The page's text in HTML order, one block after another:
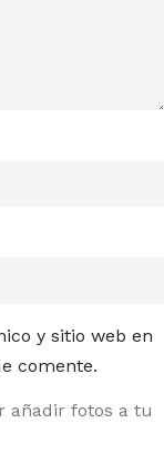
y sitio web en
comente.
añadir fotos a tu